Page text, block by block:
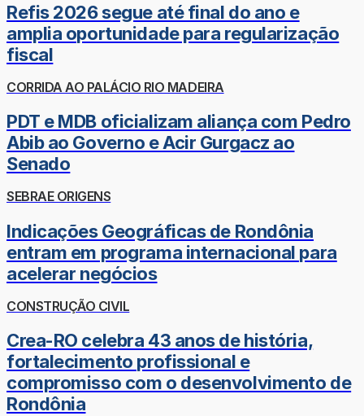
Refis 2026 segue até final do ano e
amplia oportunidade para regularização
fiscal
CORRIDA AO PALÁCIO RIO MADEIRA
PDT e MDB oficializam aliança com Pedro
Abib ao Governo e Acir Gurgacz ao
Senado
SEBRAE ORIGENS
Indicações Geográficas de Rondônia
entram em programa internacional para
acelerar negócios
CONSTRUÇÃO CIVIL
Crea-RO celebra 43 anos de história,
fortalecimento profissional e
compromisso com o desenvolvimento de
Rondônia